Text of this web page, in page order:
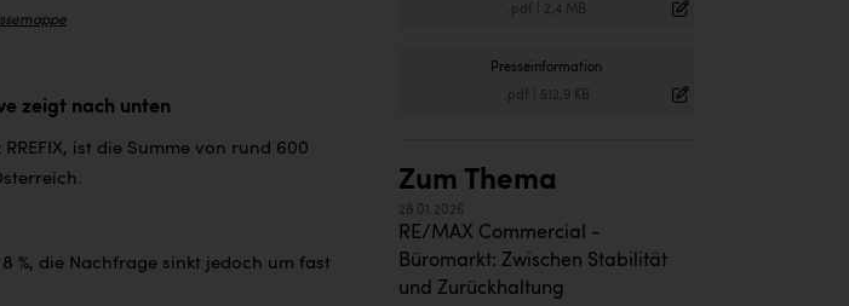
zeigt nach unten
ist die Summe von rund 600
%, die Nachfrage sinkt jedoch um fast
.pdf 2,4 MB
Presseinformation
.pdf 512,9 KB
Zum Thema
28.01.2026
RE/MAX Commercial -
Büromarkt: Zwischen Stabilität
und Zurückhaltung